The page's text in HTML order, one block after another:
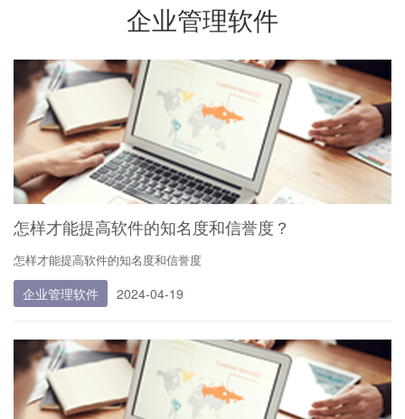
企业管理软件
怎样才能提高软件的知名度和信誉度？
怎样才能提高软件的知名度和信誉度
企业管理软件 2024-04-19